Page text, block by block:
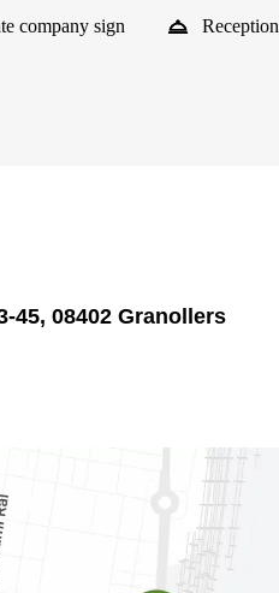
company sign Reception
45, 08402 Granollers